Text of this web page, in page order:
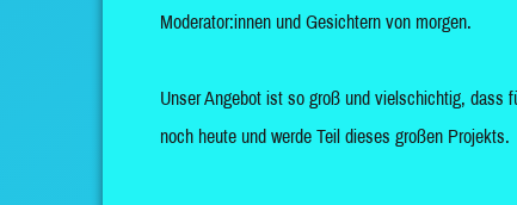
Moderator:innen und Gesichtern von morgen.
Unser Angebot ist so groß und vielschichtig, dass
noch heute und werde Teil dieses großen Projekts.